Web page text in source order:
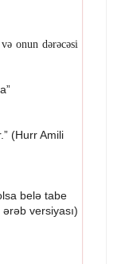
onun dərəcəsi
” (Hurr Amili
belə tabe
versiyası)